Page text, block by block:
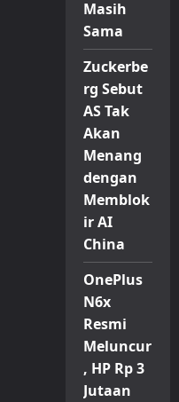
Masih
Sama
Zuckerbe
rg Sebut
AS Tak
Akan
Menang
dengan
Memblok
ir AI
China
OnePlus
N6x
Resmi
Meluncur
, HP Rp 3
Jutaan